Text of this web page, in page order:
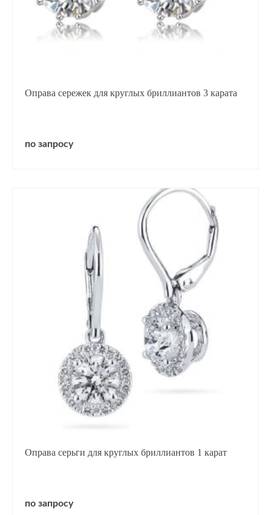
Оправа сережек для круглых бриллиантов 3 карата
по запросу
Оправа серьги для круглых бриллиантов 1 карат
по запросу